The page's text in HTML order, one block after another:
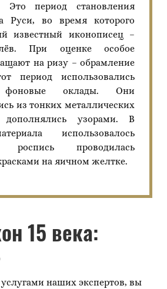
Это период становления
Руси, во время которого
известный иконописец –
При оценке особое
на ризу – обрамление
период использовались
фоновые оклады. Они
из тонких металлических
узорами. В
использовалось
проводилась
на яичном желтке.
15 века:
наших экспертов, вы